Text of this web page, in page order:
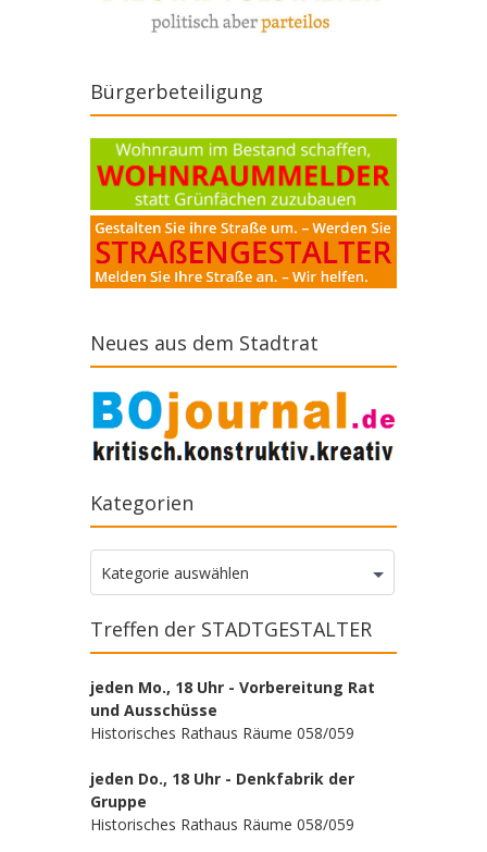
Bürgerbeteiligung
Neues aus dem Stadtrat
Kategorien
Kategorien
Kategorie auswählen
Treffen der STADTGESTALTER
jeden Mo., 18 Uhr - Vorbereitung Rat
und Ausschüsse
Historisches Rathaus Räume 058/059
jeden Do., 18 Uhr - Denkfabrik der
Gruppe
Historisches Rathaus Räume 058/059